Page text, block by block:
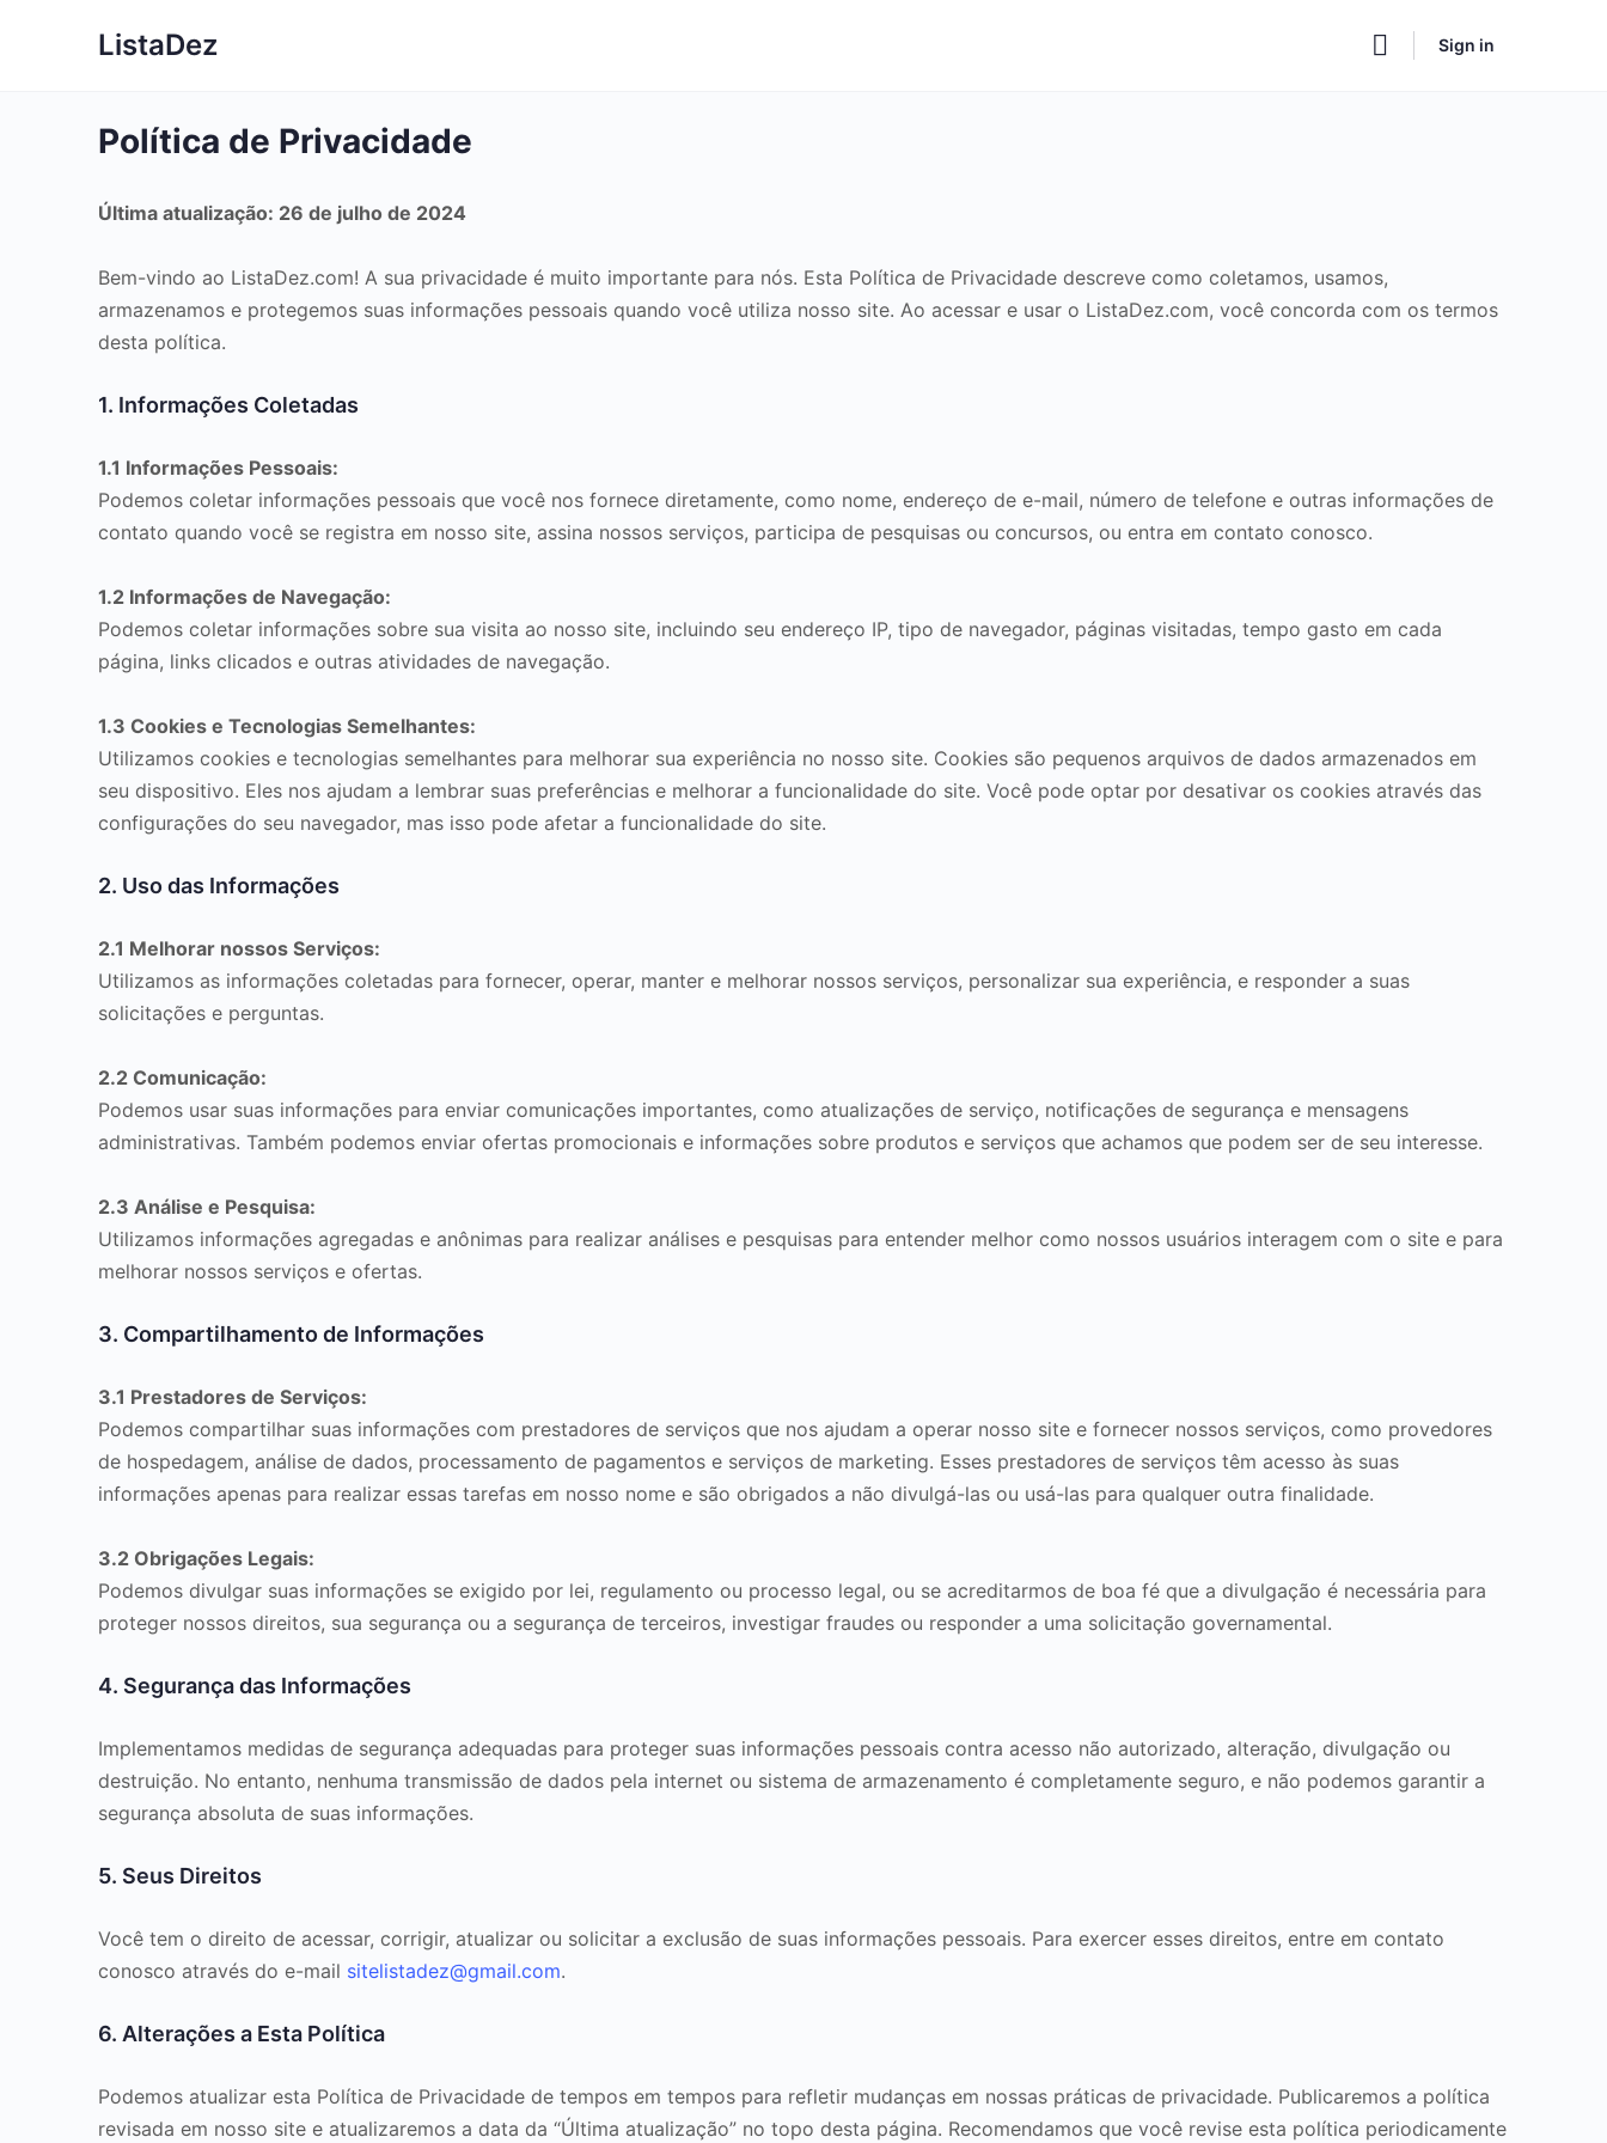
ListaDez Sign in
Política de Privacidade
Última atualização: 26 de julho de 2024
Bem-vindo ao ListaDez.com! A sua privacidade é muito importante para nós. Esta Política de Privacidade descreve como coletamos, usamos,
armazenamos e protegemos suas informações pessoais quando você utiliza nosso site. Ao acessar e usar o ListaDez.com, você concorda com os termos
desta política.
1. Informações Coletadas
1.1 Informações Pessoais:
Podemos coletar informações pessoais que você nos fornece diretamente, como nome, endereço de e-mail, número de telefone e outras informações de
contato quando você se registra em nosso site, assina nossos serviços, participa de pesquisas ou concursos, ou entra em contato conosco.
1.2 Informações de Navegação:
Podemos coletar informações sobre sua visita ao nosso site, incluindo seu endereço IP, tipo de navegador, páginas visitadas, tempo gasto em cada
página, links clicados e outras atividades de navegação.
1.3 Cookies e Tecnologias Semelhantes:
Utilizamos cookies e tecnologias semelhantes para melhorar sua experiência no nosso site. Cookies são pequenos arquivos de dados armazenados em
seu dispositivo. Eles nos ajudam a lembrar suas preferências e melhorar a funcionalidade do site. Você pode optar por desativar os cookies através das
configurações do seu navegador, mas isso pode afetar a funcionalidade do site.
2. Uso das Informações
2.1 Melhorar nossos Serviços:
Utilizamos as informações coletadas para fornecer, operar, manter e melhorar nossos serviços, personalizar sua experiência, e responder a suas
solicitações e perguntas.
2.2 Comunicação:
Podemos usar suas informações para enviar comunicações importantes, como atualizações de serviço, notificações de segurança e mensagens
administrativas. Também podemos enviar ofertas promocionais e informações sobre produtos e serviços que achamos que podem ser de seu interesse.
2.3 Análise e Pesquisa:
Utilizamos informações agregadas e anônimas para realizar análises e pesquisas para entender melhor como nossos usuários interagem com o site e para
melhorar nossos serviços e ofertas.
3. Compartilhamento de Informações
3.1 Prestadores de Serviços:
Podemos compartilhar suas informações com prestadores de serviços que nos ajudam a operar nosso site e fornecer nossos serviços, como provedores
de hospedagem, análise de dados, processamento de pagamentos e serviços de marketing. Esses prestadores de serviços têm acesso às suas
informações apenas para realizar essas tarefas em nosso nome e são obrigados a não divulgá-las ou usá-las para qualquer outra finalidade.
3.2 Obrigações Legais:
Podemos divulgar suas informações se exigido por lei, regulamento ou processo legal, ou se acreditarmos de boa fé que a divulgação é necessária para
proteger nossos direitos, sua segurança ou a segurança de terceiros, investigar fraudes ou responder a uma solicitação governamental.
4. Segurança das Informações
Implementamos medidas de segurança adequadas para proteger suas informações pessoais contra acesso não autorizado, alteração, divulgação ou
destruição. No entanto, nenhuma transmissão de dados pela internet ou sistema de armazenamento é completamente seguro, e não podemos garantir a
segurança absoluta de suas informações.
5. Seus Direitos
Você tem o direito de acessar, corrigir, atualizar ou solicitar a exclusão de suas informações pessoais. Para exercer esses direitos, entre em contato
conosco através do e-mail sitelistadez@gmail.com.
6. Alterações a Esta Política
Podemos atualizar esta Política de Privacidade de tempos em tempos para refletir mudanças em nossas práticas de privacidade. Publicaremos a política
revisada em nosso site e atualizaremos a data da “Última atualização” no topo desta página. Recomendamos que você revise esta política periodicamente